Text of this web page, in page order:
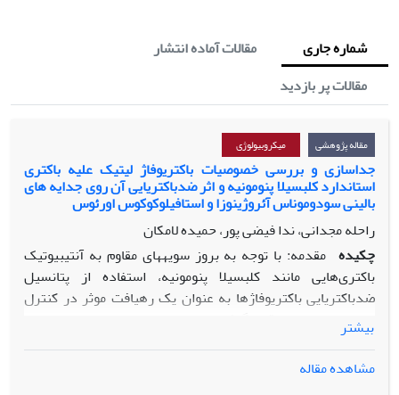
شماره جاری
مقالات آماده انتشار
مقالات پر بازدید
مقاله پژوهشی میکروبیولوژی
جداسازی و بررسی خصوصیات باکتریوفاژ لیتیک علیه باکتری
استاندارد کلبسیلا پنومونیه و اثر ضدباکتریایی آن روی جدایه های
بالینی سودوموناس آئروژینوزا و استافیلوکوکوس اورئوس
راحله مجدانی، ندا فیضی پور، حمیده لامکان
چکیده مقدمه: با توجه به بروز سویه­های مقاوم به آنتی­بیوتیک
باکتری‌هایی مانند کلبسیلا پنومونیه، استفاده از پتانسیل
ضدباکتریایی باکتریوفاژها به­ عنوان یک رهیافت­ موثر در کنترل
عفونت­ها مورد توجه قرار گرفته است.
مواد و روش­ها: پس از جداسازی باکتریوفاژ لیتیک (
بیشتر
مشاهده مقاله